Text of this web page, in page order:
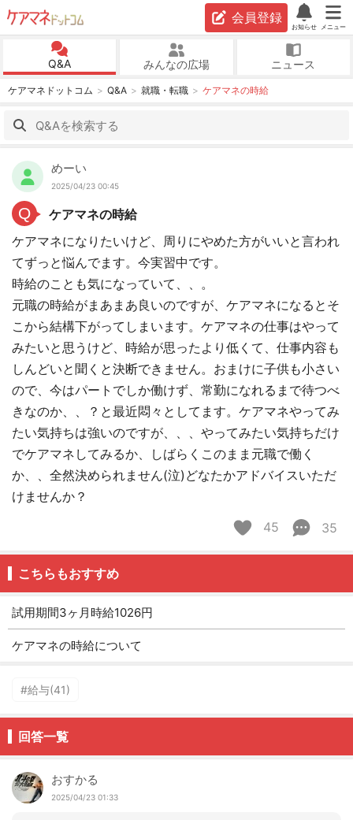
会員登録
お知らせ メニュー
Q&A みんなの広場 ニュース
ケアマネドットコム Q&A 就職・転職 ケアマネの時給
めーい
2025/04/23 00:45
Q
ケアマネの時給
ケアマネになりたいけど、周りにやめた方がいいと言われ
てずっと悩んでます。今実習中です。
時給のことも気になっていて、、。
元職の時給がまあまあ良いのですが、ケアマネになるとそ
こから結構下がってしまいます。ケアマネの仕事はやって
みたいと思うけど、時給が思ったより低くて、仕事内容も
しんどいと聞くと決断できません。おまけに子供も小さい
ので、今はパートでしか働けず、常勤になれるまで待つべ
きなのか、、？と最近悶々としてます。ケアマネやってみ
たい気持ちは強いのですが、、、やってみたい気持ちだけ
でケアマネしてみるか、しばらくこのまま元職で働く
か、、全然決められません(泣)どなたかアドバイスいただ
けませんか？
45
35
こちらもおすすめ
試用期間3ヶ月時給1026円
ケアマネの時給について
#給与(41)
回答一覧
おすかる
2025/04/23 01:33